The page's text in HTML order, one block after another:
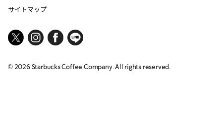
サイトマップ
©2026Starbucks Coffee Company. All rights reserved.